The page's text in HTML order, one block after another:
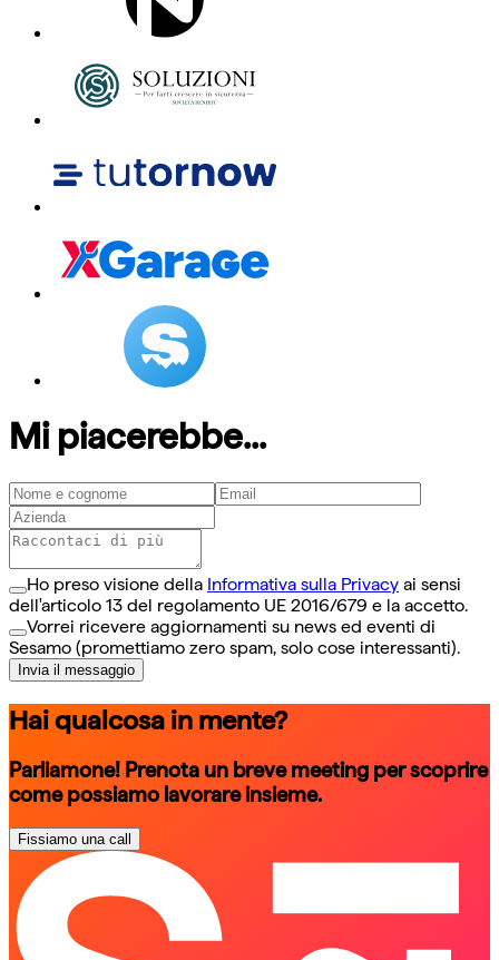
Mi piacerebbe...
Ho preso visione della Informativa sulla Privacy ai sensi
dell'articolo 13 del regolamento UE 2016/679 e la accetto.
Vorrei ricevere aggiornamenti su news ed eventi di
Sesamo (promettiamo zero spam, solo cose interessanti).
Invia il messaggio
Hai qualcosa in mente?
Parliamone! Prenota un breve meeting per scoprire
come possiamo lavorare insieme.
Fissiamo una call
schedule a call
schedule a call